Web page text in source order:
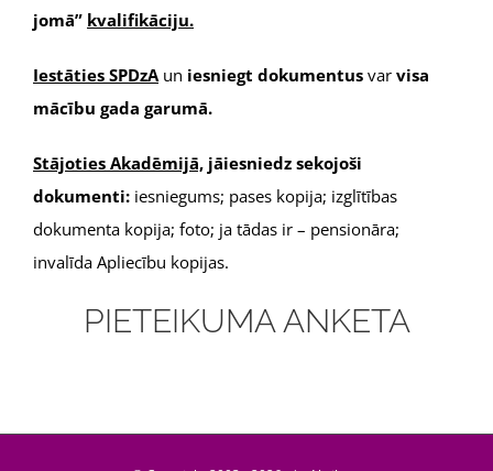
jomā” kvalifikāciju.
Iestāties SPDzAun iesniegt dokumentus var visa
mācību gada garumā.
Stājoties Akadēmijā, jāiesniedz sekojoši
dokumenti: iesniegums; pases kopija; izglītības
dokumenta kopija; foto; ja tādas ir – pensionāra;
invalīda Аpliecību kopijas.
PIETEIKUMA ANKETA